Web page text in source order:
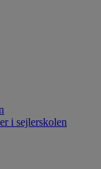
i sejlerskolen